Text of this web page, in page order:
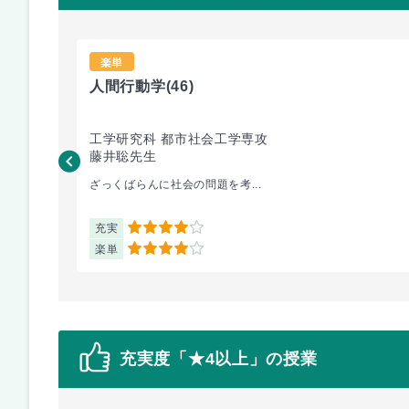
楽単
人間行動学(46)
工学研究科 都市社会工学専攻
藤井聡先生
ざっくばらんに社会の問題を考...
充実 4
楽単 4
充実度「★4以上」の授業